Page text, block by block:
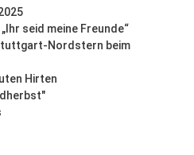
seid meine Freunde“
Nordstern beim
Hirten